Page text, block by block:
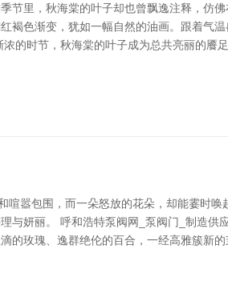
里，秋海棠的叶子却也曾飘逸注释，仿
色渐变，犹如一幅自然的油画。跟着气
的时节，秋海棠的叶子成为总共亮丽的餍
嚣包围，而一朵怒放的花朵，却能霎时
与妍丽。 呼和浩特泵阀网_泵阀门_制造供
的玫瑰、逸群绝伦的百合，一经高雅簇新